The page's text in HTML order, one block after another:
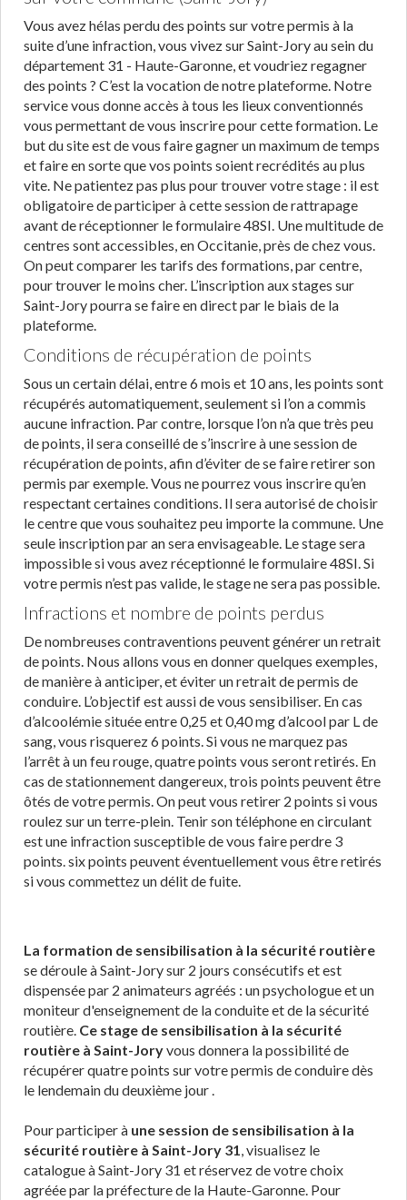
Vous avez hélas perdu des points sur votre permis à la
suite d’une infraction, vous vivez sur Saint-Jory au sein du
département 31 - Haute-Garonne, et voudriez regagner
des points ? C’est la vocation de notre plateforme. Notre
service vous donne accès à tous les lieux conventionnés
vous permettant de vous inscrire pour cette formation. Le
but du site est de vous faire gagner un maximum de temps
et faire en sorte que vos points soient recrédités au plus
vite. Ne patientez pas plus pour trouver votre stage : il est
obligatoire de participer à cette session de rattrapage
avant de réceptionner le formulaire 48SI. Une multitude de
centres sont accessibles, en Occitanie, près de chez vous.
On peut comparer les tarifs des formations, par centre,
pour trouver le moins cher. L’inscription aux stages sur
Saint-Jory pourra se faire en direct par le biais de la
plateforme.
Conditions de récupération de points
Sous un certain délai, entre 6 mois et 10 ans, les points sont
récupérés automatiquement, seulement si l’on a commis
aucune infraction. Par contre, lorsque l’on n’a que très peu
de points, il sera conseillé de s’inscrire à une session de
récupération de points, afin d’éviter de se faire retirer son
permis par exemple. Vous ne pourrez vous inscrire qu’en
respectant certaines conditions. Il sera autorisé de choisir
le centre que vous souhaitez peu importe la commune. Une
seule inscription par an sera envisageable. Le stage sera
impossible si vous avez réceptionné le formulaire 48SI. Si
votre permis n’est pas valide, le stage ne sera pas possible.
Infractions et nombre de points perdus
De nombreuses contraventions peuvent générer un retrait
de points. Nous allons vous en donner quelques exemples,
de manière à anticiper, et éviter un retrait de permis de
conduire. L’objectif est aussi de vous sensibiliser. En cas
d’alcoolémie située entre 0,25 et 0,40 mg d’alcool par L de
sang, vous risquerez 6 points. Si vous ne marquez pas
l’arrêt à un feu rouge, quatre points vous seront retirés. En
cas de stationnement dangereux, trois points peuvent être
ôtés de votre permis. On peut vous retirer 2 points si vous
roulez sur un terre-plein. Tenir son téléphone en circulant
est une infraction susceptible de vous faire perdre 3
points. six points peuvent éventuellement vous être retirés
si vous commettez un délit de fuite.
La formation de sensibilisation à la sécurité routière
se déroule à Saint-Jory sur 2 jours consécutifs et est
dispensée par 2 animateurs agréés : un psychologue et un
moniteur d'enseignement de la conduite et de la sécurité
routière. Ce stage de sensibilisation à la sécurité
routière à Saint-Joryvous donnera la possibilité de
récupérer quatre points sur votre permis de conduire dès
le lendemain du deuxième jour .
Pour participer à une session de sensibilisation à la
sécurité routière à Saint-Jory 31, visualisez le
catalogue à Saint-Jory 31 et réservez de votre choix
agréée par la préfecture de la Haute-Garonne. Pour